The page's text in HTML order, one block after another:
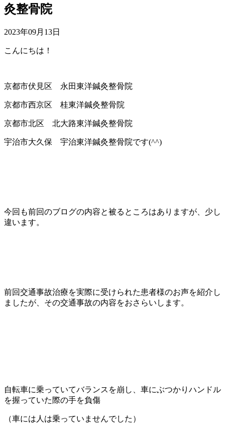
灸整骨院
2023年09月13日
こんにちは！
京都市伏見区 永田東洋鍼灸整骨院
京都市西京区 桂東洋鍼灸整骨院
京都市北区 北大路東洋鍼灸整骨院
宇治市大久保 宇治東洋鍼灸整骨院です(^^)
今回も前回のブログの内容と被るところはありますが、少し
違います。
前回交通事故治療を実際に受けられた患者様のお声を紹介し
ましたが、その交通事故の内容をおさらいします。
自転車に乗っていてバランスを崩し、車にぶつかりハンドル
を握っていた際の手を負傷
（車には人は乗っていませんでした）